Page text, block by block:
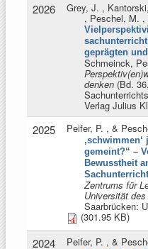
2026 Grey, J. ,
, Peschel, M. ,
geprägten
Schmeinck,
denken (Bd.
Verlag Julius
2025 Peifer, P. , &
gemeint?“ –
Bewusstheit
Zentrums für
Universität
Saarbrücken:
(301.95 KB)
2024 Peifer, P. , &